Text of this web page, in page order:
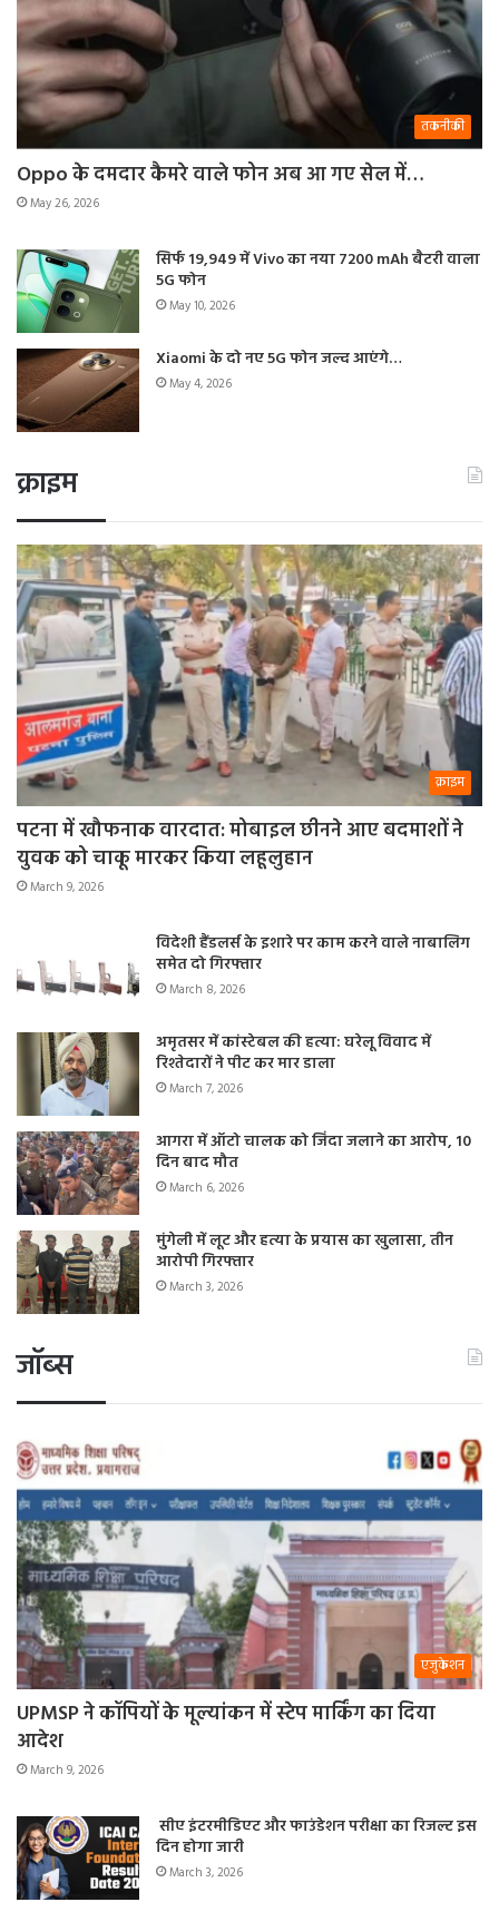
तकनीकी
Oppo के दमदार कैमरे वाले फोन अब आ गए सेल में…
May 26, 2026
सिर्फ 19,949 में Vivo का नया 7200 mAh बैटरी वाला
5G फोन
May 10, 2026
Xiaomi के दो नए 5G फोन जल्द आएंगे…
May 4, 2026
क्राइम
क्राइम
पटना में खौफनाक वारदात: मोबाइल छीनने आए बदमाशों ने
युवक को चाकू मारकर किया लहूलुहान
March 9, 2026
विदेशी हैंडलर्स के इशारे पर काम करने वाले नाबालिग
समेत दो गिरफ्तार
March 8, 2026
अमृतसर में कांस्टेबल की हत्या: घरेलू विवाद में
रिश्तेदारों ने पीट कर मार डाला
March 7, 2026
आगरा में ऑटो चालक को जिंदा जलाने का आरोप, 10
दिन बाद मौत
March 6, 2026
मुंगेली में लूट और हत्या के प्रयास का खुलासा, तीन
आरोपी गिरफ्तार
March 3, 2026
जॉब्स
एजुकेशन
UPMSP ने कॉपियों के मूल्यांकन में स्टेप मार्किंग का दिया
आदेश
March 9, 2026
सीए इंटरमीडिएट और फाउंडेशन परीक्षा का रिजल्ट इस
दिन होगा जारी
March 3, 2026